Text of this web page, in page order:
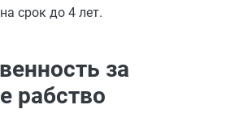
срок до 4 лет.
за
рабство